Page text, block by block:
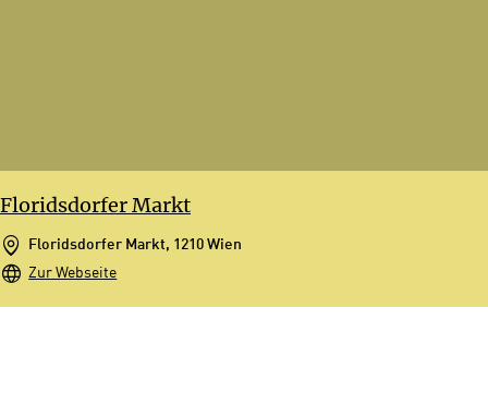
Floridsdorfer Markt
Floridsdorfer Markt, 1210 Wien
Zur Webseite